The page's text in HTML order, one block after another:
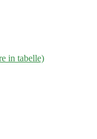
in tabelle)